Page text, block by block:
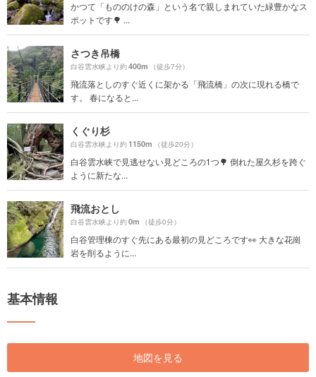
かつて「もののけの森」という名で親しまれていた緑豊かなス
ポットです🌳 ...
さつき吊橋
白谷雲水峡より約400m （徒歩7分）
飛流落としのすぐ近くに架かる「飛流橋」の次に現れる橋で
す。 春になると...
くぐり杉
白谷雲水峡より約1150m （徒歩20分）
白谷雲水峡で見逃せない見どころの1つ🌳 倒れた屋久杉を跨ぐ
ように新たな...
飛流おとし
白谷雲水峡より約0m （徒歩0分）
白谷管理棟のすぐ先にある最初の見どころです👀 大きな花崗
岩を削るように...
基本情報
地図を見る